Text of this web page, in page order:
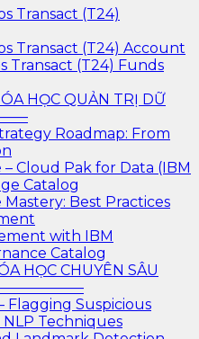
Transact (T24)
Transact (T24) Account
Transact (T24) Funds
QUẢN TRỊ DỮ
Roadmap: From
Cloud Pak for Data (IBM
Catalog
Best Practices
with IBM
Catalog
CHUYÊN SÂU
Flagging Suspicious
Techniques